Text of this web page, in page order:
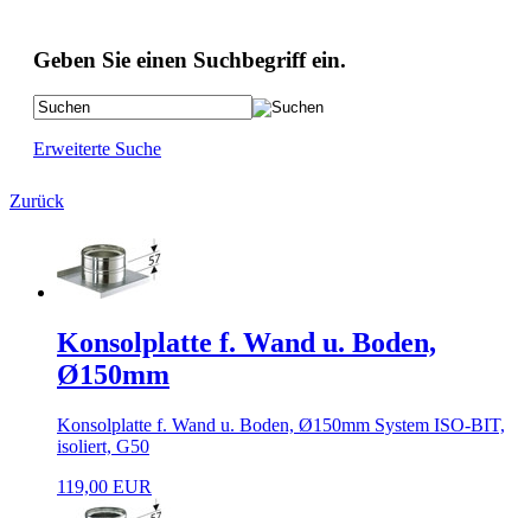
Geben Sie einen Suchbegriff ein.
Erweiterte Suche
Zurück
Konsolplatte f. Wand u. Boden,
Ø150mm
Konsolplatte f. Wand u. Boden, Ø150mm System ISO-BIT,
isoliert, G50
119,00 EUR